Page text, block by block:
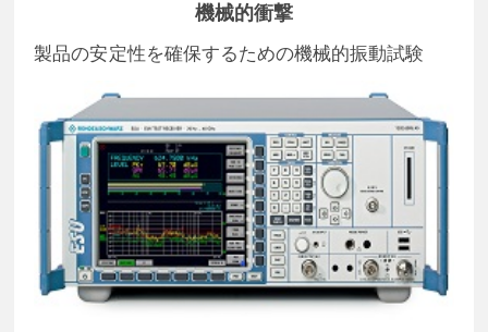
機械的衝撃
製品の安定性を確保するための機械的振動試験